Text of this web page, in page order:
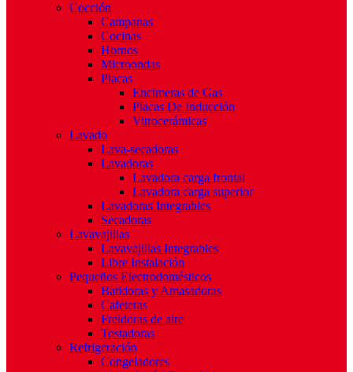
Cocción
Campanas
Cocinas
Hornos
Microondas
Placas
Encimeras de Gas
Placas De Inducción
Vitrocerámicas
Lavado
Lava-secadoras
Lavadoras
Lavadora carga frontal
Lavadora carga superior
Lavadoras Integrables
Secadoras
Lavavajillas
Lavavajillas Integrables
Libre Instalación
Pequeños Electrodomésticos
Batidoras y Amasadoras
Cafeteras
Freidoras de aire
Tostadoras
Refrigeración
Congeladores